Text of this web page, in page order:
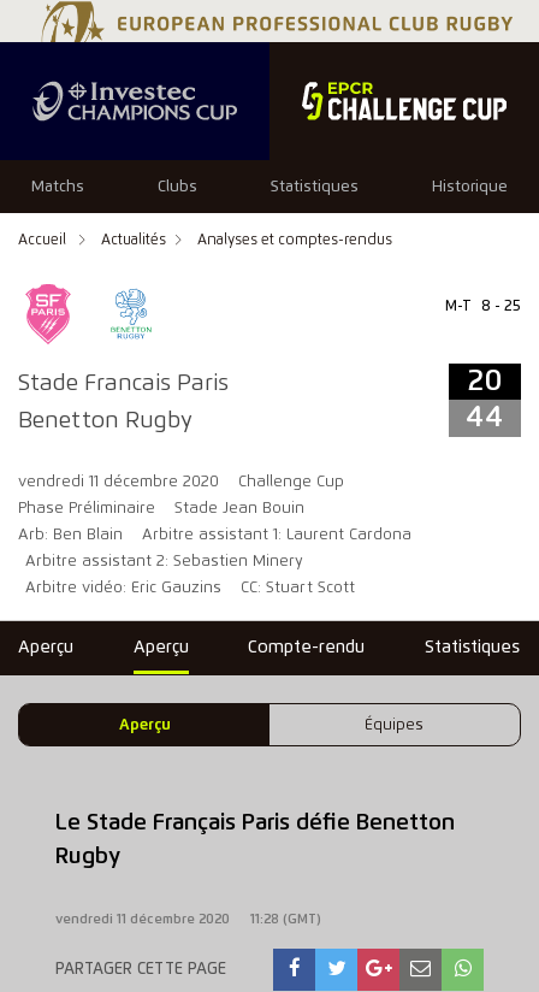
Matchs Clubs Statistiques Historique
Accueil Actualités Analyses et comptes-rendus
Stade Francais Paris
Benetton Rugby
M-T 8 - 25
20
44
vendredi 11 décembre 2020
Challenge Cup
Phase Préliminaire
Stade Jean Bouin
Arb: Ben Blain
Arbitre assistant 1: Laurent Cardona
Arbitre assistant 2: Sebastien Minery
Arbitre vidéo: Eric Gauzins
CC: Stuart Scott
20 44
Aperçu Aperçu Compte-rendu Statistiques
Aperçu Équipes
Le Stade Français Paris défie Benetton
Rugby
vendredi 11 décembre 2020 11:28 (GMT)
PARTAGER CETTE PAGE